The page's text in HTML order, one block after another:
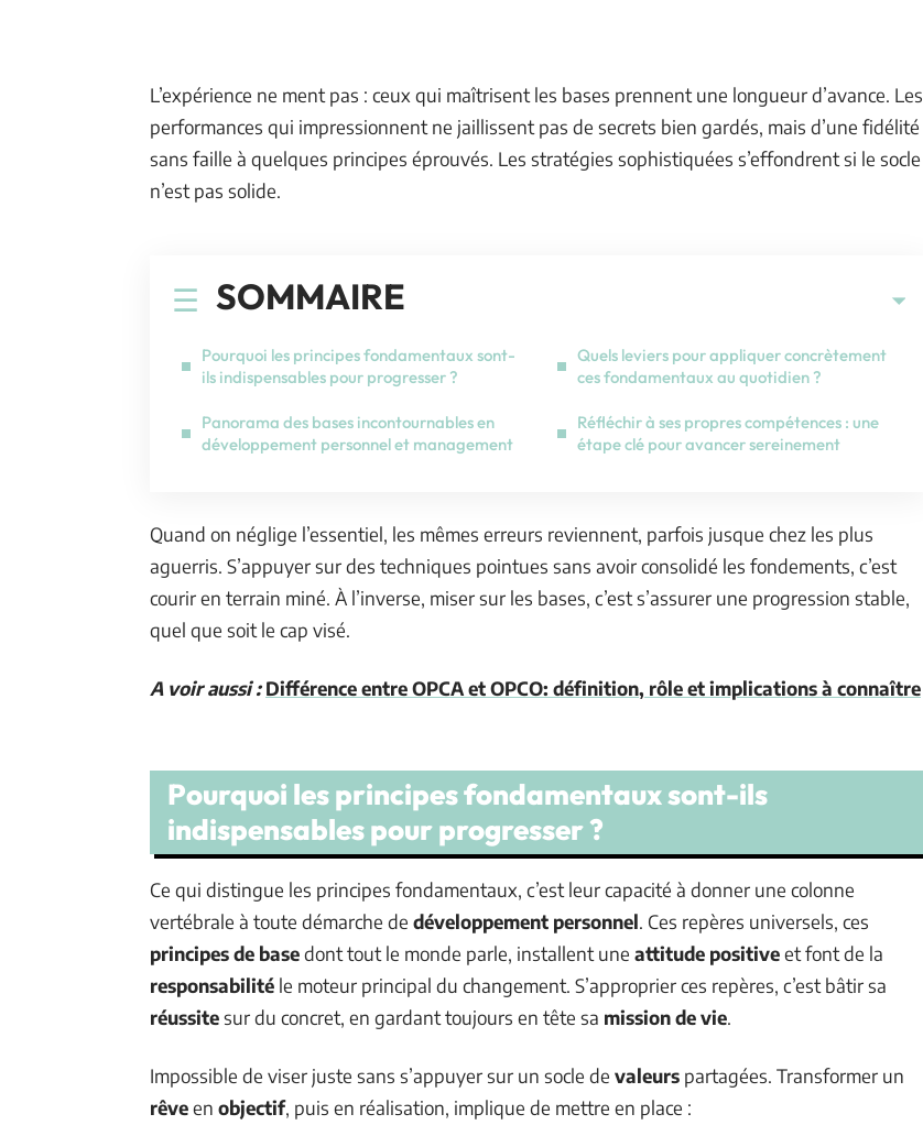
L’expérience ne ment pas : ceux qui maîtrisent les bases prennent une longueur d’avance. Les
performances qui impressionnent ne jaillissent pas de secrets bien gardés, mais d’une fidélité
sans faille à quelques principes éprouvés. Les stratégies sophistiquées s’effondrent si le socle
n’est pas solide.
SOMMAIRE
Pourquoi les principes fondamentaux sont-
ils indispensables pour progresser ?
Panorama des bases incontournables en
développement personnel et management
Quels leviers pour appliquer concrètement
ces fondamentaux au quotidien ?
Réfléchir à ses propres compétences : une
étape clé pour avancer sereinement
Quand on néglige l’essentiel, les mêmes erreurs reviennent, parfois jusque chez les plus
aguerris. S’appuyer sur des techniques pointues sans avoir consolidé les fondements, c’est
courir en terrain miné. À l’inverse, miser sur les bases, c’est s’assurer une progression stable,
quel que soit le cap visé.
A voir aussi : Différence entre OPCA et OPCO: définition, rôle et implications à connaître
Pourquoi les principes fondamentaux sont-ils
indispensables pour progresser ?
Ce qui distingue les principes fondamentaux, c’est leur capacité à donner une colonne
vertébrale à toute démarche de développement personnel. Ces repères universels, ces
principes de basedont tout le monde parle, installent une attitude positiveet font de la
responsabilité le moteur principal du changement. S’approprier ces repères, c’est bâtir sa
réussitesur du concret, en gardant toujours en tête sa mission de vie.
Impossible de viser juste sans s’appuyer sur un socle de valeurs partagées. Transformer un
rêveen objectif, puis en réalisation, implique de mettre en place :